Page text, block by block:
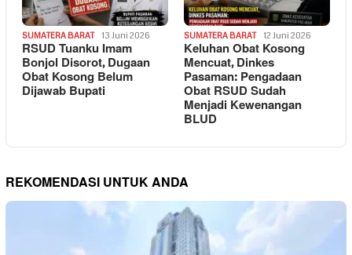
SUMATERA BARAT 13 Juni 2026
RSUD Tuanku Imam
Bonjol Disorot, Dugaan
Obat Kosong Belum
Dijawab Bupati
SUMATERA BARAT 12 Juni 2026
Keluhan Obat Kosong
Mencuat, Dinkes
Pasaman: Pengadaan
Obat RSUD Sudah
Menjadi Kewenangan
BLUD
REKOMENDASI UNTUK ANDA